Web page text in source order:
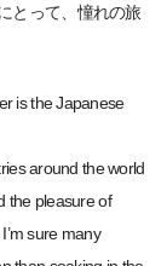
とって、憧れの旅
is the Japanese
around the world
the pleasure of
sure many